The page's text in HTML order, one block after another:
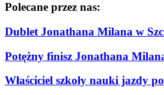
Polecane przez nas:
Dublet Jonathana Milana w
Potężny finisz Jonathana
Właściciel szkoły nauki jazdy